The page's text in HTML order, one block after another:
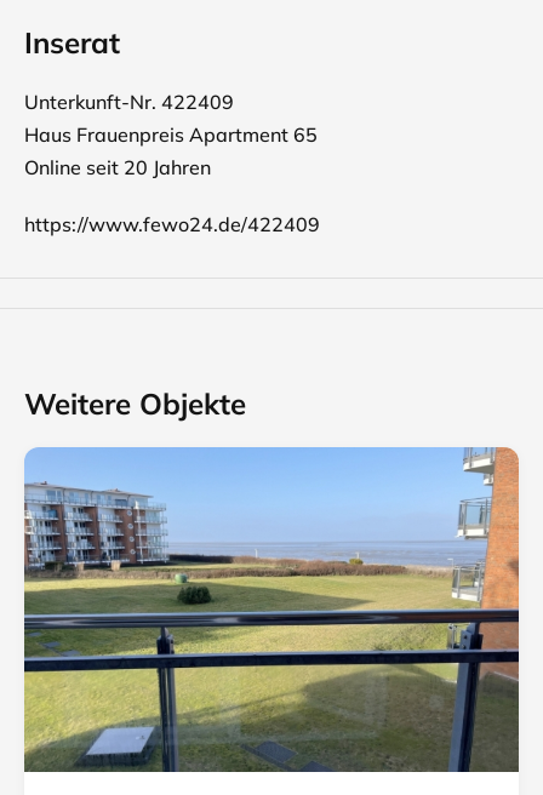
Inserat
Unterkunft-Nr. 422409
Haus Frauenpreis Apartment 65
Online seit 20 Jahren
https://www.fewo24.de/422409
Weitere Objekte